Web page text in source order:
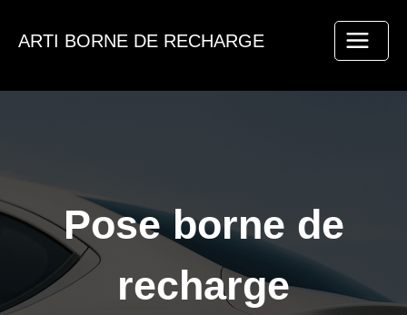
ARTI BORNE DE RECHARGE
Pose borne de
recharge